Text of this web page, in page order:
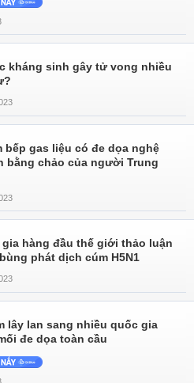
kháng sinh gây tử vong nhiều
bếp gas liệu có đe dọa nghệ
bằng chảo của người Trung
gia hàng đầu thế giới thảo luận
phát dịch cúm H5N1
lây lan sang nhiều quốc gia
đe dọa toàn cầu